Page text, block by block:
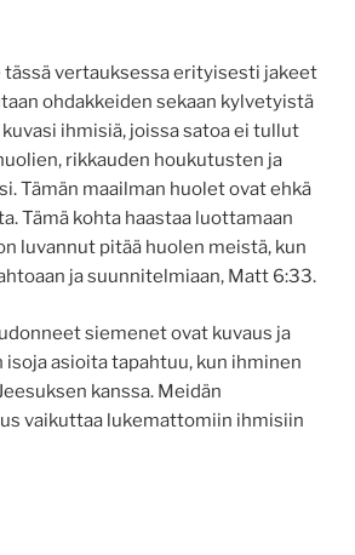
vertauksessa erityisesti jakeet
ohdakkeiden sekaan kylvetyistä
ihmisiä, joissa satoa ei tullut
rikkauden houkutusten ja
Tämän maailman huolet ovat ehkä
Tämä kohta haastaa luottamaan
luvannut pitää huolen meistä, kun
ja suunnitelmiaan, Matt 6:33.
siemenet ovat kuvaus ja
isoja asioita tapahtuu, kun ihminen
kanssa. Meidän
vaikuttaa lukemattomiin ihmisiin